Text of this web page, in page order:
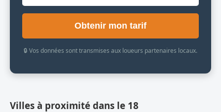
Obtenir mon tarif
🔒 Vos données sont transmises aux loueurs partenaires locaux.
Villes à proximité dans le 18